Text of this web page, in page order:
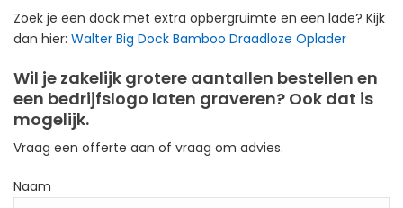
Zoek je een dock met extra opbergruimte en een lade? Kijk
dan hier: Walter Big Dock Bamboo Draadloze Oplader
Wil je zakelijk grotere aantallen bestellen en
een bedrijfslogo laten graveren? Ook dat is
mogelijk.
Vraag een offerte aan of vraag om advies.
Naam